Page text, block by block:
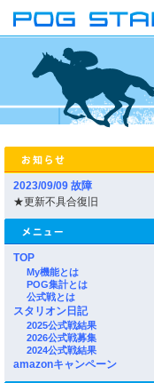
2023/09/09 故障
★更新不具合復旧
TOP
My機能とは
POG集計とは
公式戦とは
スタリオン日記
2025公式戦結果
2026公式戦募集
2024公式戦結果
amazonキャンペーン